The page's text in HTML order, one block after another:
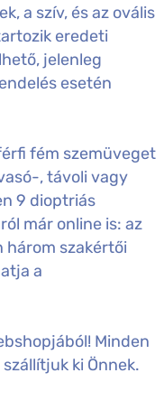
a szív, és az ovális
eredeti
jelenleg
esetén
fém szemüveget
, távoli vagy
9 dioptriás
már online is: az
három szakértői
a
Minden
ki Önnek.